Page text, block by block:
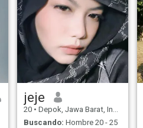
jeje
20 • Depok, Jawa Barat, Indonesia
Buscando: Hombre 20 - 25